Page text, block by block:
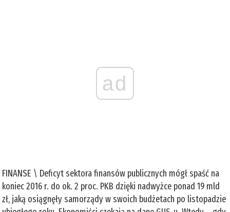
ad
FINANSE \ Deficyt sektora finansów publicznych mógł spaść na
koniec 2016 r. do ok. 2 proc. PKB dzięki nadwyżce ponad 19 mld
zł, jaką osiągnęły samorządy w swoich budżetach po listopadzie